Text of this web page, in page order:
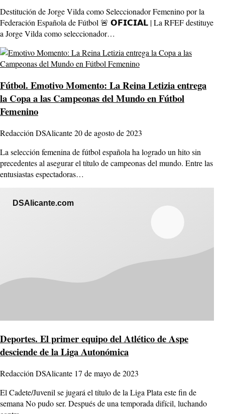
Destitución de Jorge Vilda como Seleccionador Femenino por la
Federación Española de Fútbol 🚨 𝗢𝗙𝗜𝗖𝗜𝗔𝗟 | La RFEF destituye
a Jorge Vilda como seleccionador…
Fútbol. Emotivo Momento: La Reina Letizia entrega
la Copa a las Campeonas del Mundo en Fútbol
Femenino
Redacción DSAlicante20 de agosto de 2023
La selección femenina de fútbol española ha logrado un hito sin
precedentes al asegurar el título de campeonas del mundo. Entre las
entusiastas espectadoras…
DSAlicante.com
Deportes. El primer equipo del Atlético de Aspe
desciende de la Liga Autonómica
Redacción DSAlicante 17 de mayo de 2023
El Cadete/Juvenil se jugará el título de la Liga Plata este fin de
semana No pudo ser. Después de una temporada difícil, luchando